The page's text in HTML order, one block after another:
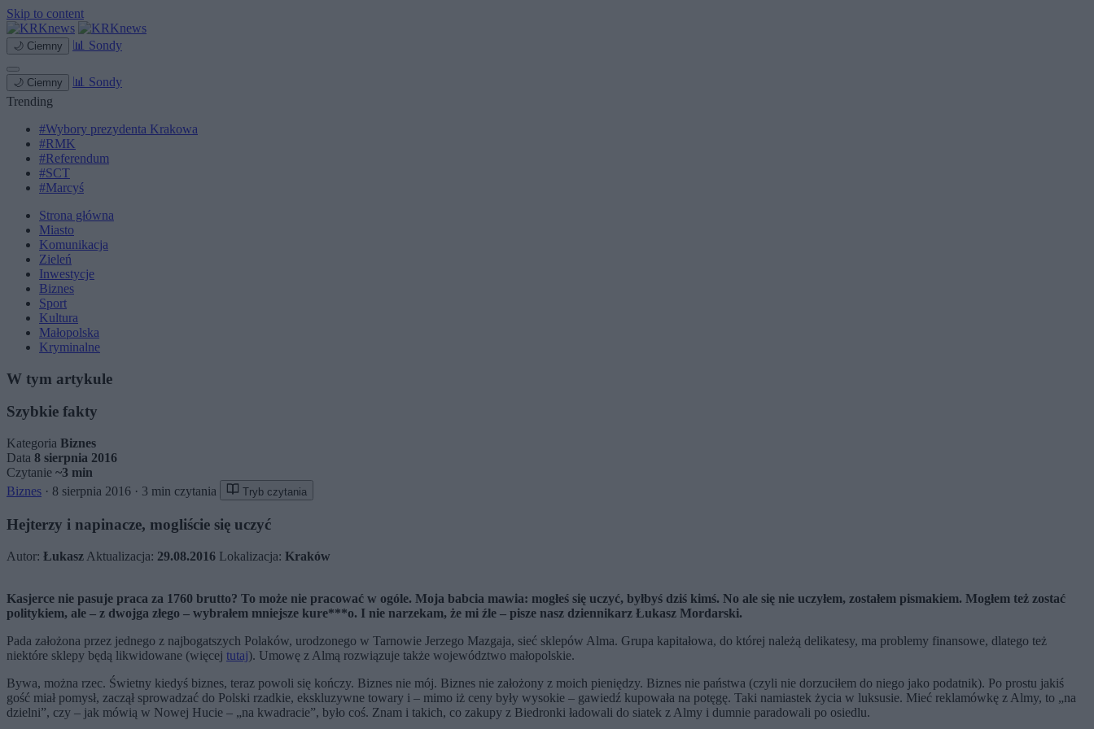
Skip to content
🌙 Ciemny 📊 Sondy
🌙 Ciemny 📊 Sondy
Trending
#Wybory prezydenta Krakowa
#RMK
#Referendum
#SCT
#Marcyś
Strona główna
Miasto
Komunikacja
Zieleń
Inwestycje
Biznes
Sport
Kultura
Małopolska
Kryminalne
W tym artykule
Szybkie fakty
Kategoria Biznes
Data 8 sierpnia 2016
Czytanie ~3 min
Biznes · 8 sierpnia 2016 · 3 min czytania Tryb czytania
Hejterzy i napinacze, mogliście się uczyć
Autor: Łukasz Aktualizacja: 29.08.2016 Lokalizacja: Kraków
Kasjerce nie pasuje praca za 1760 brutto? To może nie pracować w ogóle. Moja babcia mawia: mogłeś się uczyć, byłbyś dziś kimś. No ale się nie uczyłem, zostałem pismakiem. Mogłem też zostać
politykiem, ale – z dwojga złego – wybrałem mniejsze kure***o. I nie narzekam, że mi źle – pisze nasz dziennikarz Łukasz Mordarski.
Pada założona przez jednego z najbogatszych Polaków, urodzonego w Tarnowie Jerzego Mazgaja, sieć sklepów Alma. Grupa kapitałowa, do której należą delikatesy, ma problemy finansowe, dlatego też
niektóre sklepy będą likwidowane (więcej tutaj). Umowę z Almą rozwiązuje także województwo małopolskie.
Bywa, można rzec. Świetny kiedyś biznes, teraz powoli się kończy. Biznes nie mój. Biznes nie założony z moich pieniędzy. Biznes nie państwa (czyli nie dorzuciłem do niego jako podatnik). Po prostu jakiś
gość miał pomysł, zaczął sprowadzać do Polski rzadkie, ekskluzywne towary i – mimo iż ceny były wysokie – gawiedź kupowała na potęgę. Taki namiastek życia w luksusie. Mieć reklamówkę z Almy, to „na
dzielni”, czy – jak mówią w Nowej Hucie – „na kwadracie”, było coś. Znam i takich, co zakupy z Biedronki ładowali do siatek z Almy i dumnie paradowali po osiedlu.